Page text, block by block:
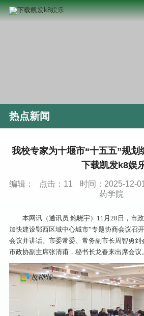
热点新闻
我校专家为十堰市“十五五”规划
下载凯发k8娱
编辑： 点击： 11 时间：2025-12-
药学院
本网讯（通讯员 鲍晓宇）11月28日，市政
加快建设鄂西区域中心城市”专题协商会议召
会议并讲话。市委常委、常务副市长周智勇到
市政协副主席张清甫，秘书长龙春来出席会议。